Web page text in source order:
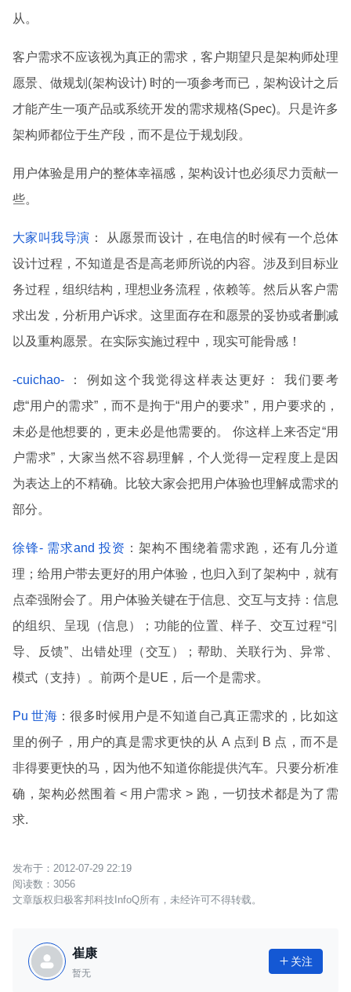
从。
客户需求不应该视为真正的需求，客户期望只是架构师处理
愿景、做规划(架构设计) 时的一项参考而已，架构设计之后
才能产生一项产品或系统开发的需求规格(Spec)。只是许多
架构师都位于生产段，而不是位于规划段。
用户体验是用户的整体幸福感，架构设计也必须尽力贡献一
些。
大家叫我导演 ： 从愿景而设计，在电信的时候有一个总体
设计过程，不知道是否是高老师所说的内容。涉及到目标业
务过程，组织结构，理想业务流程，依赖等。然后从客户需
求出发，分析用户诉求。这里面存在和愿景的妥协或者删减
以及重构愿景。在实际实施过程中，现实可能骨感！
-cuichao-
： 例如这个我觉得这样表达更好： 我们要考
虑“用户的需求”，而不是拘于“用户的要求”，用户要求的，
未必是他想要的，更未必是他需要的。 你这样上来否定“用
户需求”，大家当然不容易理解，个人觉得一定程度上是因
为表达上的不精确。比较大家会把用户体验也理解成需求的
部分。
徐锋- 需求and 投资 ：架构不围绕着需求跑，还有几分道
理；给用户带去更好的用户体验，也归入到了架构中，就有
点牵强附会了。用户体验关键在于信息、交互与支持：信息
的组织、呈现（信息）；功能的位置、样子、交互过程“引
导、反馈”、出错处理（交互）；帮助、关联行为、异常、
模式（支持）。前两个是UE，后一个是需求。
Pu 世海 ：很多时候用户是不知道自己真正需求的，比如这
里的例子，用户的真是需求更快的从 A 点到 B 点，而不是
非得要更快的马，因为他不知道你能提供汽车。只要分析准
确，架构必然围着 < 用户需求 > 跑，一切技术都是为了需
求.
2012-07-29 22:19
3056
文章版权归极客邦科技InfoQ所有，未经许可不得转载。
崔康
暂无
 关注